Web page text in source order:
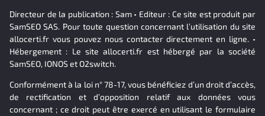
Directeur de la publication : Sam • Editeur : Ce site est produit par
SamSEO SAS. Pour toute question concernant l’utilisation du site
allocerti.fr vous pouvez nous contacter directement en ligne. •
Hébergement : Le site allocerti.fr est hébergé par la société
SamSEO, IONOS et O2switch.
Conformément à la loi n° 78-17, vous bénéficiez d’un droit d’accès,
de rectification et d’opposition relatif aux données vous
concernant ; ce droit peut être exercé en utilisant le formulaire